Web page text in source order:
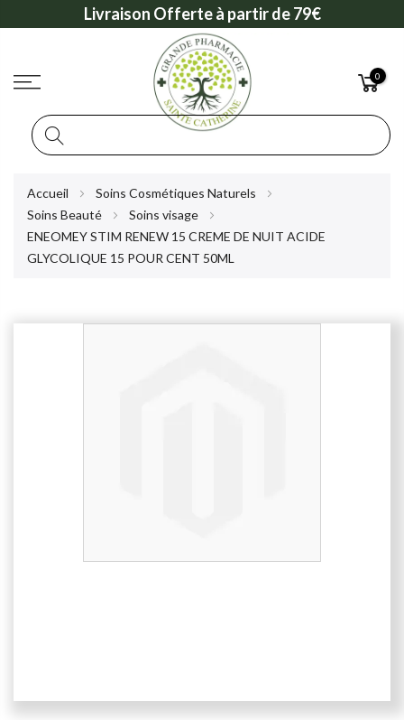
Livraison Offerte à partir de 79€
0
Accueil
Soins Cosmétiques Naturels
Soins Beauté
Soins visage
ENEOMEY STIM RENEW 15 CREME DE NUIT ACIDE
GLYCOLIQUE 15 POUR CENT 50ML